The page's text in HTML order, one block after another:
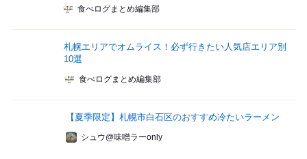
食べログまとめ編集部
札幌エリアでオムライス！必ず行きたい人気店エリア別
10選
食べログまとめ編集部
【夏季限定】札幌市白石区のおすすめ冷たいラーメン
シュウ@味噌ラーonly